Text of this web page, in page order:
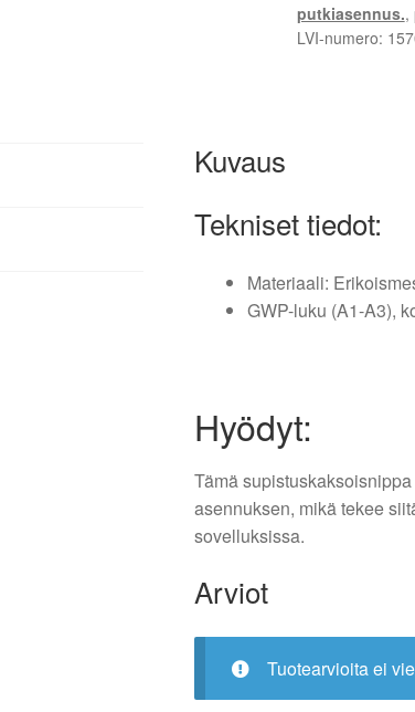
putkiasennus.,
LVI-numero:
Kuvaus
Tekniset tiedot:
Materiaali:
GWP-luku (A1-A3),
Hyödyt:
Tämä
asennuksen, mikä tekee
sovelluksissa.
Arviot
Tuotearvioita ei